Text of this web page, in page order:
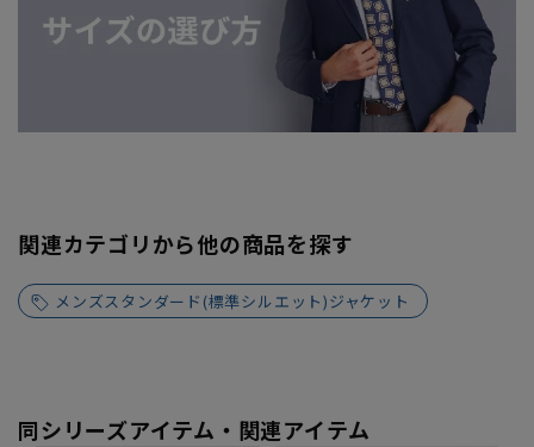
関連カテゴリから他の商品を探す
メンズスタンダード(標準シルエット)ジャケット
同シリーズアイテム・関連アイテム